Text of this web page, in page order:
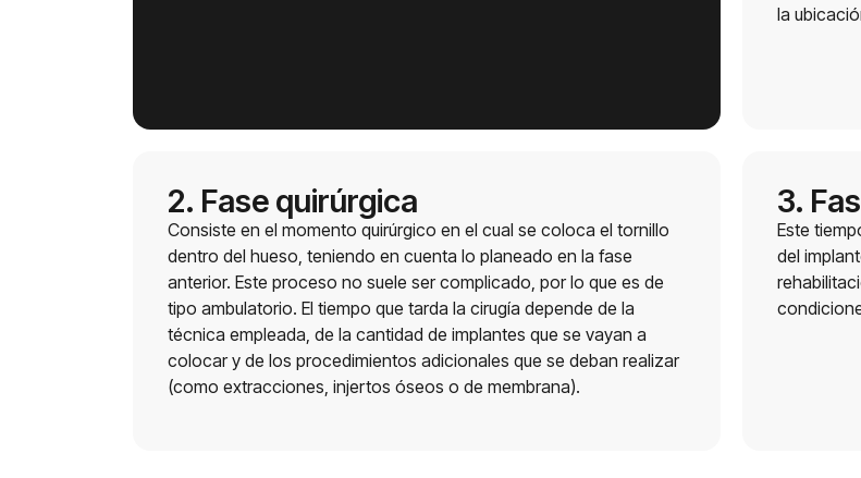
la
2. Fase quirúrgica
Consiste en el momento quirúrgico en el cual se coloca el tornillo
dentro del hueso, teniendo en cuenta lo planeado en la fase
anterior. Este proceso no suele ser complicado, por lo que es de
tipo ambulatorio. El tiempo que tarda la cirugía depende de la
técnica empleada, de la cantidad de implantes que se vayan a
colocar y de los procedimientos adicionales que se deban realizar
(como extracciones, injertos óseos o de membrana).
3.
Este
del